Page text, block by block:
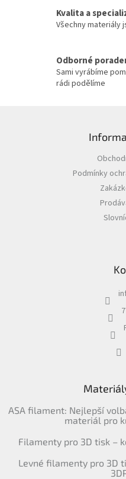
Kvalita a
Všechny materiály
Odborné
Sami vyrábíme
rádi podělíme
Podmínky
ASA filament: Nejlepší
materiál pro
Filamenty pro 3D tisk –
Levné filamenty pro 3D